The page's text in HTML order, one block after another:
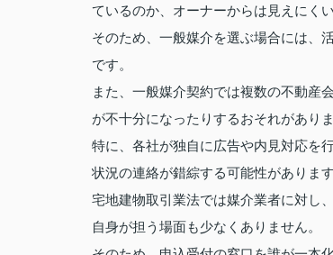
ているのか、オーナーからは見えにく
そのため、一般媒介を選ぶ場合には、
です。
また、一般媒介契約では複数の不動産
が不十分になったりするおそれがありま
特に、各社が独自に広告や内見対応を
状況の連絡が錯綜する可能性があります
宅地建物取引業法では媒介業者に対し
自身が担う場面も少なくありません。